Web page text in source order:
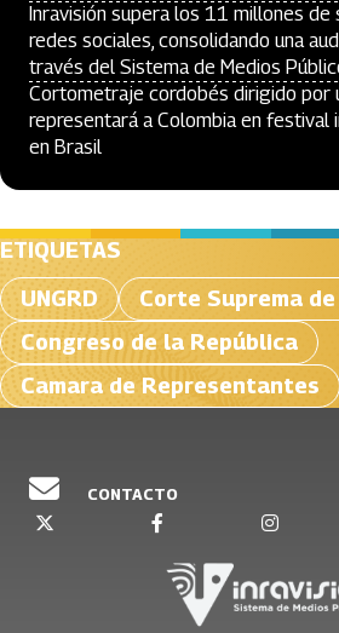
Inravisión supera los 11 millones de
redes sociales, consolidando una
través del Sistema de Medios
Cortometraje cordobés dirigido por
representará a Colombia en festival
en Brasil
ETIQUETAS
UNGRD
Corte Suprema
Congreso de la República
Camara de Representantes
CONTACTO